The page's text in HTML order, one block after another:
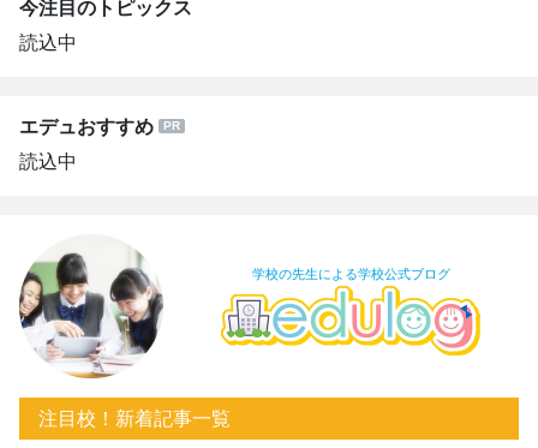
今注目のトピックス
読込中
エデュおすすめ
読込中
学校の先生による学校公式ブログ
注目校！新着記事一覧